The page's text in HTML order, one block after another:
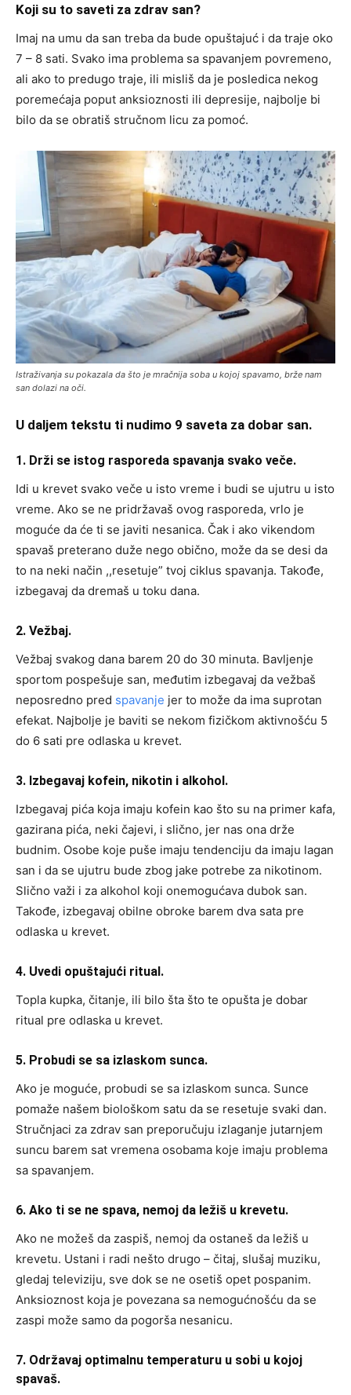
Koji su to saveti za zdrav san?
Imaj na umu da san treba da bude opuštajuć i da traje oko
7 – 8 sati. Svako ima problema sa spavanjem povremeno,
ali ako to predugo traje, ili misliš da je posledica nekog
poremećaja poput anksioznosti ili depresije, najbolje bi
bilo da se obratiš stručnom licu za pomoć.
Istraživanja su pokazala da što je mračnija soba u kojoj spavamo, brže nam
san dolazi na oči.
U daljem tekstu ti nudimo 9 saveta za dobar san.
1. Drži se istog rasporeda spavanja svako veče.
Idi u krevet svako veče u isto vreme i budi se ujutru u isto
vreme. Ako se ne pridržavaš ovog rasporeda, vrlo je
moguće da će ti se javiti nesanica. Čak i ako vikendom
spavaš preterano duže nego obično, može da se desi da
to na neki način ,,resetuje” tvoj ciklus spavanja. Takođe,
izbegavaj da dremaš u toku dana.
2. Vežbaj.
Vežbaj svakog dana barem 20 do 30 minuta. Bavljenje
sportom pospešuje san, međutim izbegavaj da vežbaš
neposredno pred spavanje jer to može da ima suprotan
efekat. Najbolje je baviti se nekom fizičkom aktivnošću 5
do 6 sati pre odlaska u krevet.
3. Izbegavaj kofein, nikotin i alkohol.
Izbegavaj pića koja imaju kofein kao što su na primer kafa,
gazirana pića, neki čajevi, i slično, jer nas ona drže
budnim. Osobe koje puše imaju tendenciju da imaju lagan
san i da se ujutru bude zbog jake potrebe za nikotinom.
Slično važi i za alkohol koji onemogućava dubok san.
Takođe, izbegavaj obilne obroke barem dva sata pre
odlaska u krevet.
4. Uvedi opuštajući ritual.
Topla kupka, čitanje, ili bilo šta što te opušta je dobar
ritual pre odlaska u krevet.
5. Probudi se sa izlaskom sunca.
Ako je moguće, probudi se sa izlaskom sunca. Sunce
pomaže našem biološkom satu da se resetuje svaki dan.
Stručnjaci za zdrav san preporučuju izlaganje jutarnjem
suncu barem sat vremena osobama koje imaju problema
sa spavanjem.
6. Ako ti se ne spava, nemoj da ležiš u krevetu.
Ako ne možeš da zaspiš, nemoj da ostaneš da ležiš u
krevetu. Ustani i radi nešto drugo – čitaj, slušaj muziku,
gledaj televiziju, sve dok se ne osetiš opet pospanim.
Anksioznost koja je povezana sa nemogućnošću da se
zaspi može samo da pogorša nesanicu.
7. Održavaj optimalnu temperaturu u sobi u kojoj
spavaš.